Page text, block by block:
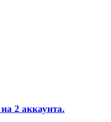
2 аккаунта.